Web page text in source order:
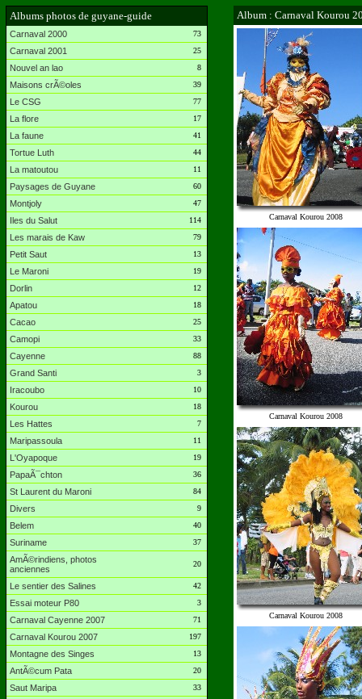
Albums photos de guyane-guide
Carnaval 2000 73
Carnaval 2001 25
Nouvel an lao 8
Maisons crÃ©oles 39
Le CSG 77
La flore 17
La faune 41
Tortue Luth 44
La matoutou 11
Paysages de Guyane 60
Montjoly 47
Iles du Salut 114
Les marais de Kaw 79
Petit Saut 13
Le Maroni 19
Dorlin 12
Apatou 18
Cacao 25
Camopi 33
Cayenne 88
Grand Santi 3
Iracoubo 10
Kourou 18
Les Hattes 7
Maripassoula 11
L'Oyapoque 19
PapaÃ¯chton 36
St Laurent du Maroni 84
Divers 9
Belem 40
Suriname 37
AmÃ©rindiens, photos
anciennes
20
Le sentier des Salines 42
Essai moteur P80 3
Carnaval Cayenne 2007 71
Carnaval Kourou 2007 197
Montagne des Singes 13
AntÃ©cum Pata 20
Saut Maripa 33
Album : Carnaval Kourou
Carnaval Kourou 2008
Carnaval Kourou 2008
Carnaval Kourou 2008